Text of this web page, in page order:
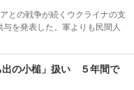
との戦争が続くウクライナの支
を発表した。軍よりも民間人
出の小槌」扱い ５年間で